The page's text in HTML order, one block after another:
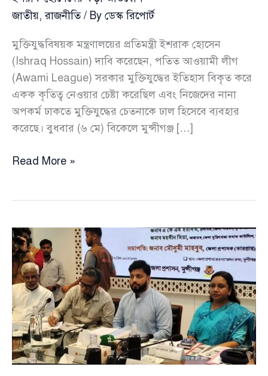
জাতীয়,রাজনীতি/ By ডেস্ক রিপোর্ট
মুক্তিযুদ্ধবিষয়ক মন্ত্রণালয়ের প্রতিমন্ত্রী ইশরাক হোসেন
(Ishraq Hossain) দাবি করেছেন, পতিত আওয়ামী লীগ
(Awami League) সরকার মুক্তিযুদ্ধের ইতিহাস বিকৃত করে
একক কৃতিত্ব নেওয়ার চেষ্টা করেছিল এবং নিজেদের নানা
অপকর্ম ঢাকতে মুক্তিযুদ্ধের চেতনাকে ঢাল হিসেবে ব্যবহার
করেছে। বুধবার (৬ মে) বিকেলে মুন্সীগঞ্জ […]
অপকর্ম
আ.
লীগের
বিরুদ্ধে
ইশরাক
হোসেনের
কড়া
অভিযোগ
Read More »